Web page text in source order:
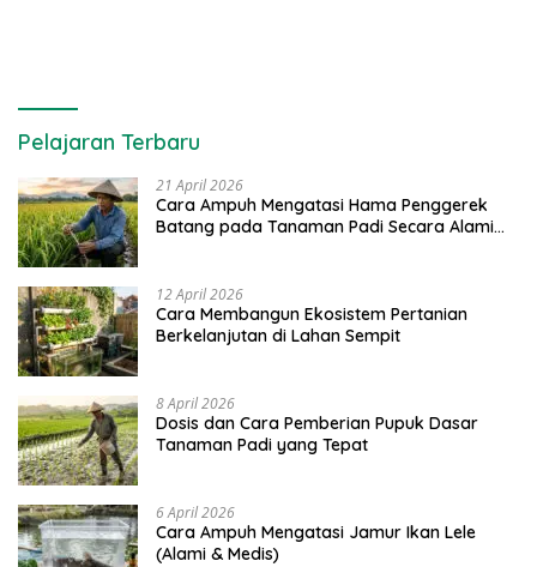
Pelajaran Terbaru
21 April 2026
Cara Ampuh Mengatasi Hama Penggerek
Batang pada Tanaman Padi Secara Alami
12 April 2026
Cara Membangun Ekosistem Pertanian
Berkelanjutan di Lahan Sempit
8 April 2026
Dosis dan Cara Pemberian Pupuk Dasar
Tanaman Padi yang Tepat
6 April 2026
Cara Ampuh Mengatasi Jamur Ikan Lele
(Alami & Medis)